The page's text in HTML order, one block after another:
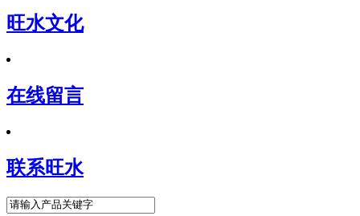
旺水文化
在线留言
联系旺水